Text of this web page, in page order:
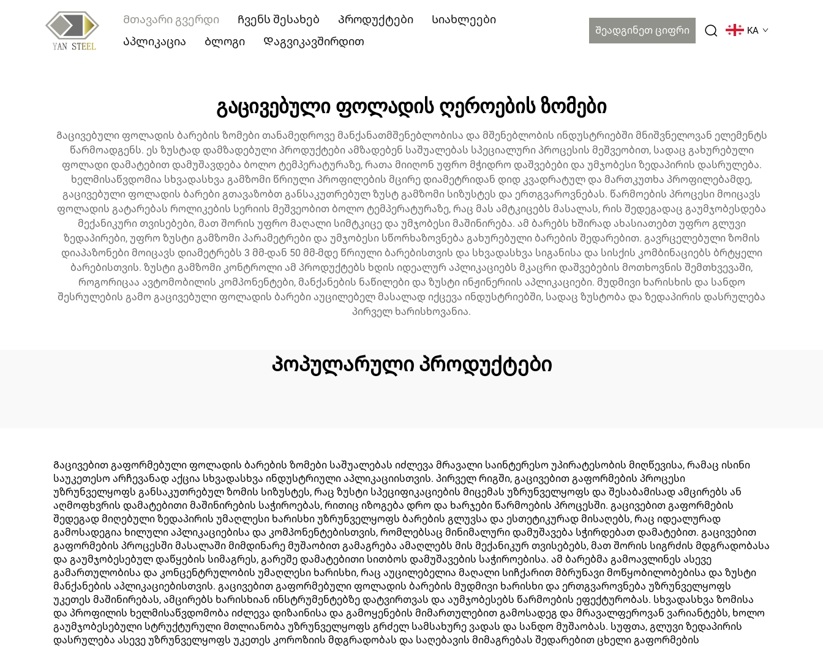
Მთავარი გვერდი Ჩვენს შესახებ Პროდუქტები
Სიახლეები
Აპლიკაცია
Ბლოგი Დაგვიკავშირდით
Შეადგინეთ Ციფრი KA
გაცივებული ფოლადის ღეროების ზომები
Გაცივებული ფოლადის ბარების ზომები თანამედროვე მანქანათმშენებლობისა და მშენებლობის ინდუსტრიებში მნიშვნელოვან ელემენტს
წარმოადგენს. ეს ზუსტად დამზადებული პროდუქტები ამზადებენ საშუალებას სპეციალური პროცესის მეშვეობით, სადაც გახურებული
ფოლადი დამატებით დამუშავდება ბოლო ტემპერატურაზე, რათა მიიღონ უფრო მჭიდრო დაშვებები და უმჯობესი ზედაპირის დასრულება.
ხელმისაწვდომია სხვადასხვა გამზომი წრიული პროფილების მცირე დიამეტრიდან დიდ კვადრატულ და მართკუთხა პროფილებამდე,
გაცივებული ფოლადის ბარები გთავაზობთ განსაკუთრებულ ზუსტ გამზომი სიზუსტეს და ერთგვაროვნებას. წარმოების პროცესი მოიცავს
ფოლადის გატარებას როლიკების სერიის მეშვეობით ბოლო ტემპერატურაზე, რაც მას ამტკიცებს მასალას, რის შედეგადაც გაუმჯობესდება
მექანიკური თვისებები, მათ შორის უფრო მაღალი სიმტკიცე და უმჯობესი მაშინირება. ამ ბარებს ხშირად ახასიათებთ უფრო გლუვი
ზედაპირები, უფრო ზუსტი გამზომი პარამეტრები და უმჯობესი სწორხაზოვნება გახურებული ბარების შედარებით. გავრცელებული ზომის
დიაპაზონები მოიცავს დიამეტრებს 3 მმ-დან 50 მმ-მდე წრიული ბარებისთვის და სხვადასხვა სიგანისა და სისქის კომბინაციებს ბრტყელი
ბარებისთვის. ზუსტი გამზომი კონტროლი ამ პროდუქტებს ხდის იდეალურ აპლიკაციებს მკაცრი დაშვებების მოთხოვნის შემთხვევაში,
როგორიცაა ავტომობილის კომპონენტები, მანქანების ნაწილები და ზუსტი ინჟინერიის აპლიკაციები. მუდმივი ხარისხის და სანდო
შესრულების გამო გაცივებული ფოლადის ბარები აუცილებელ მასალად იქცევა ინდუსტრიებში, სადაც ზუსტობა და ზედაპირის დასრულება
პირველ ხარისხოვანია.
Პოპულარული პროდუქტები
Გაცივებით გაფორმებული ფოლადის ბარების ზომები საშუალებას იძლევა მრავალი საინტერესო უპირატესობის მიღწევისა, რამაც ისინი
საუკეთესო არჩევანად აქცია სხვადასხვა ინდუსტრიული აპლიკაციისთვის. პირველ რიგში, გაცივებით გაფორმების პროცესი
უზრუნველყოფს განსაკუთრებულ ზომის სიზუსტეს, რაც ზუსტი სპეციფიკაციების მიცემას უზრუნველყოფს და შესაბამისად ამცირებს ან
აღმოფხვრის დამატებითი მაშინირების საჭიროებას, რითიც იზოგება დრო და ხარჯები წარმოების პროცესში. გაცივებით გაფორმების
შედეგად მიღებული ზედაპირის უმაღლესი ხარისხი უზრუნველყოფს ბარების გლუვსა და ესთეტიკურად მისაღებს, რაც იდეალურად
გამოსადეგია ხილული აპლიკაციებისა და კომპონენტებისთვის, რომლებსაც მინიმალური დამუშავება სჭირდებათ დამატებით. გაცივებით
გაფორმების პროცესში მასალაში მიმდინარე მუშაობით გამაგრება ამაღლებს მის მექანიკურ თვისებებს, მათ შორის სიგრძის მდგრადობასა
და გაუმჯობესებულ დაწყების სიმაგრეს, გარეშე დამატებითი სითბოს დამუშავების საჭიროებისა. ამ ბარებმა გამოავლინეს ასევე
გამართულობისა და კონცენტრულობის უმაღლესი ხარისხი, რაც აუცილებელია მაღალი სიჩქარით მბრუნავი მოწყობილობებისა და ზუსტი
მანქანების აპლიკაციებისთვის. გაცივებით გაფორმებული ფოლადის ბარების მუდმივი ხარისხი და ერთგვაროვნება უზრუნველყოფს
უკეთეს მაშინირებას, ამცირებს ხარისხიან ინსტრუმენტებზე დატვირთვას და აუმჯობესებს წარმოების ეფექტურობას. სხვადასხვა ზომისა
და პროფილის ხელმისაწვდომობა იძლევა დიზაინისა და გამოყენების მიმართულებით გამოსადეგ და მრავალფეროვან ვარიანტებს, ხოლო
გაუმჯობესებული სტრუქტურული მთლიანობა უზრუნველყოფს გრძელ სამსახურე ვადას და სანდო მუშაობას. სუფთა, გლუვი ზედაპირის
დასრულება ასევე უზრუნველყოფს უკეთეს კოროზიის მდგრადობას და საღებავის მიმაგრებას შედარებით ცხელი გაფორმების